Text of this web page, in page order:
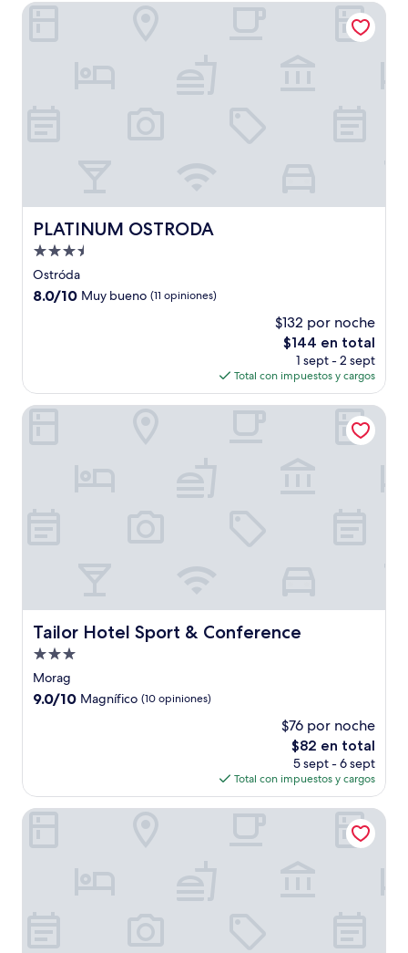
de
PLATINUM OSTRODA
PLATINUM OSTRODA
Propiedad
de
3.5
Ostróda
8.0
opiniones)
8.0/10 Muy bueno (11 opiniones)
$132 por noche
El
precio
actual
es
de
$144 en total
1 sept - 2 sept
Total con impuestos y cargos
PLATINUM OSTRODA
Tailor Hotel Sport & Conference
Tailor Hotel Sport & Conference
Propiedad
de
3.0
Morag
9.0
9.0/10 Magnífico (10 opiniones)
$76 por noche
El
precio
actual
es
de
$82 en total
5 sept - 6 sept
Total con impuestos y cargos
Tailor Hotel Sport & Conference
Maly Sopot Boutique